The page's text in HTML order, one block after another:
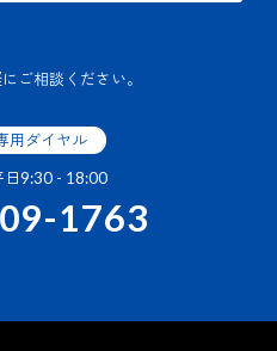
ご相談ください。
用ダイヤル
日9:30 - 18:00
1763